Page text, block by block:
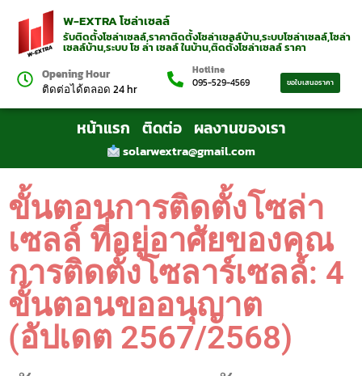
W-EXTRA โซล่าเซลล์
รับติดตั้งโซล่าเซลล์,ราคาติดตั้งโซล่าเซลล์บ้าน,ระบบโซล่าเซลล์,โซล่า
เซลล์บ้าน,ระบบ โซ ล่า เซลล์ ในบ้าน,ติดตั้งโซล่าเซลล์ ราคา
Opening Hour
ติดต่อได้ตลอด 24 hr
Hotline
095-529-4569
ขอใบเสนอราคา
หน้าแรก ติดต่อ ผลงานของเรา
solarwextra@gmail.com
ขั้นตอนการติดตั้งโซล่า
เซลล์ ที่อยู่อาศัยของคุณ
การติดตั้งโซลาร์เซลล์: 4
ขั้นตอนขออนุญาต
(อัปเดต 2567/2568)